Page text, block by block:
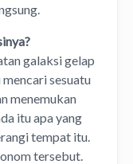
galaksi gelap
mencari sesuatu
menemukan
itu apa yang
tempat itu.
tersebut.